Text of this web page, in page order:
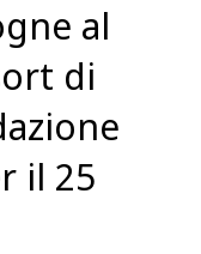
al
di
il 25